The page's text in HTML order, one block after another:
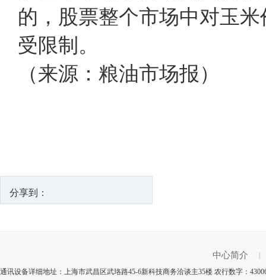
的，股票整个市场中对玉
受限制。
（来源：粮油市场报）
分享到：
中心简介
通讯设备详细地址：上海市武昌区武珞路45-6新科技商务洽谈主35楼 农行数字：